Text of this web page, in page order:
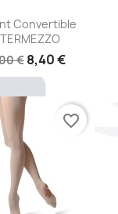
rapide
Convertible
€ 8,40 €
favorite_border